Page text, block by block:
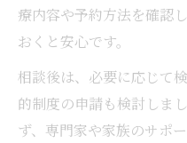
療内容や予約方法を確認
おくと安心です。
相談後は、必要に応じて
的制度の申請も検討しま
ず、専門家や家族のサポ